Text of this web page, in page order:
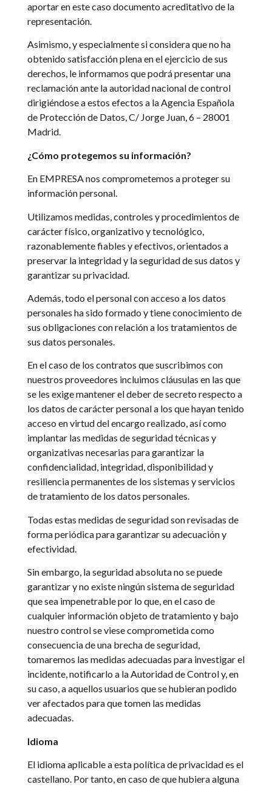
aportar en este caso documento acreditativo de la
representación.
Asimismo, y especialmente si considera que no ha
obtenido satisfacción plena en el ejercicio de sus
derechos, le informamos que podrá presentar una
reclamación ante la autoridad nacional de control
dirigiéndose a estos efectos a la Agencia Española
de Protección de Datos, C/ Jorge Juan, 6 – 28001
Madrid.
¿Cómo protegemos su información?
En EMPRESA nos comprometemos a proteger su
información personal.
Utilizamos medidas, controles y procedimientos de
carácter físico, organizativo y tecnológico,
razonablemente fiables y efectivos, orientados a
preservar la integridad y la seguridad de sus datos y
garantizar su privacidad.
Además, todo el personal con acceso a los datos
personales ha sido formado y tiene conocimiento de
sus obligaciones con relación a los tratamientos de
sus datos personales.
En el caso de los contratos que suscribimos con
nuestros proveedores incluimos cláusulas en las que
se les exige mantener el deber de secreto respecto a
los datos de carácter personal a los que hayan tenido
acceso en virtud del encargo realizado, así como
implantar las medidas de seguridad técnicas y
organizativas necesarias para garantizar la
confidencialidad, integridad, disponibilidad y
resiliencia permanentes de los sistemas y servicios
de tratamiento de los datos personales.
Todas estas medidas de seguridad son revisadas de
forma periódica para garantizar su adecuación y
efectividad.
Sin embargo, la seguridad absoluta no se puede
garantizar y no existe ningún sistema de seguridad
que sea impenetrable por lo que, en el caso de
cualquier información objeto de tratamiento y bajo
nuestro control se viese comprometida como
consecuencia de una brecha de seguridad,
tomaremos las medidas adecuadas para investigar el
incidente, notificarlo a la Autoridad de Control y, en
su caso, a aquellos usuarios que se hubieran podido
ver afectados para que tomen las medidas
adecuadas.
Idioma
El idioma aplicable a esta política de privacidad es el
castellano. Por tanto, en caso de que hubiera alguna